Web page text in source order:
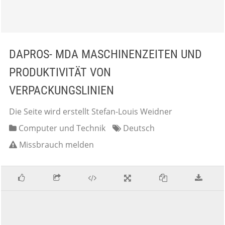
DAPROS- MDA MASCHINENZEITEN UND
PRODUKTIVITÄT VON
VERPACKUNGSLINIEN
Die Seite wird erstellt Stefan-Louis Weidner
Computer und Technik
Deutsch
Missbrauch melden